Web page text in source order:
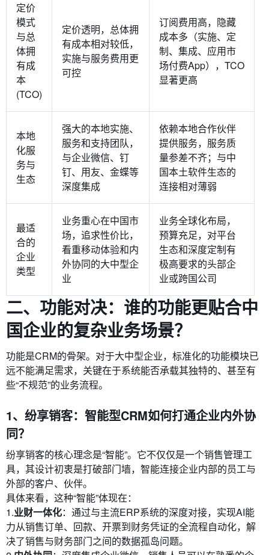
定价
模式
与总
体拥
有成
本
(TCO)
定价透明，总体拥
有成本相对较低，
实施与服务费用更
可控
订阅费用高，隐藏
成本多（实施、定
制、集成、应用市
场付费App），TCO
显著更高
本地
化服
务与
生态
强大的本地实施、
服务和支持团队，
与企业微信、钉
钉、用友、金蝶等
深度集成
依赖本地合作伙伴
提供服务，服务质
量参差不齐；与中
国本土软件生态的
连接相对薄弱
最适
合的
企业
类型
业务重心在中国市
场，追求性价比，
看重移动体验和内
外协同的大中型企
业
业务全球化布局，
预算充足，对平台
生态和深度定制有
极高要求的头部企
业或跨国公司
二、功能对决：谁的功能更贴合中
国企业的复杂业务场景？
功能是CRM的骨架。对于大中型企业，标准化的功能模块已
远不能满足需求，关键在于系统能否承载其独特的、甚至有
些“不规范”的业务流程。
1、纷享销客：智能型CRM如何打通企业内外协
同？
纷享销客的核心理念是“智能”。它不仅仅是一个销售管理工
具，其设计初衷是打破部门墙，智能连接企业内部的员工与
外部的客户、伙伴。
具体来看，这种“智能”体现在：
1.业财一体化：通过与主流ERP系统的深度对接，实现AI能
力从销售订单、回款、开票到财务凭证的全流程自动化，解
决了销售与财务部门之间的数据孤岛问题。